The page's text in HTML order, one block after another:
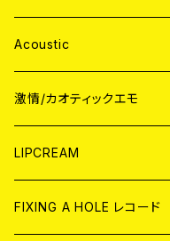
Acoustic
JAPAN
CD
ANALOG
WORLD
CD
激情/カオティックエモ
JAPAN
CD
WORLD
LIPCREAM
CD
FIXING A HOLE レコード